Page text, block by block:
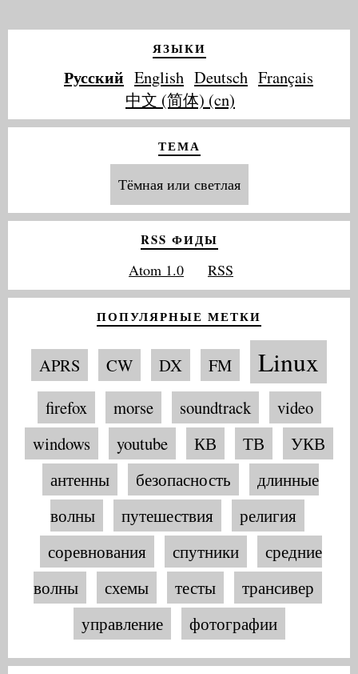
ЯЗЫКИ
Русский English Deutsch Français
中文 (简体) (cn)
ТЕМА
Тёмная или светлая
RSS ФИДЫ
Atom 1.0 RSS
ПОПУЛЯРНЫЕ МЕТКИ
APRS CW DX FM Linux
firefox morse soundtrack
video
windows
youtube КВ ТВ
УКВ
антенны
безопасность
длинные
волны
путешествия
религия
соревнования
спутники
средние
волны
схемы тесты
трансивер
управление
фотографии